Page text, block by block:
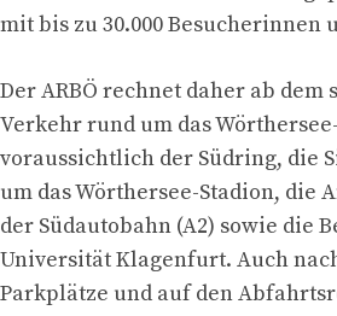
mit bis zu 30.000 Besucherinnen
Der ARBÖ rechnet daher ab
Verkehr rund um das
voraussichtlich der Südring, die
um das Wörthersee-Stadion, die
der Südautobahn (A2) sowie die
Universität Klagenfurt. Auch
Parkplätze und auf den